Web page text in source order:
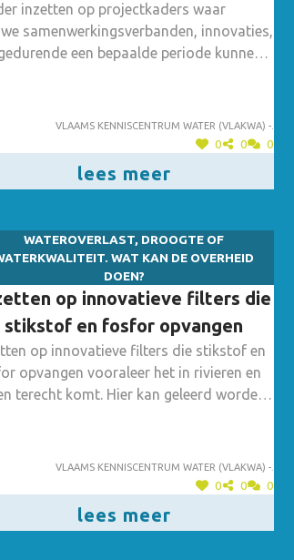
stimuleren
inzetten op projectkaders waar
samenwerkingsverbanden, innovaties,
een bepaalde periode kunnen
te nemen voor de toekomst. Een
voorbeeld van dergelijk projectkader
8 ambassadeursprojecten zijn
is de Oproep Proeftuinen
Vlaams kenniscentrum water (vlakwa) -.
0 0 0
lees meer
WATEROVERLAST, DROOGTE OF
WAT KAN DE OVERHEID
DOEN?
op innovatieve filters die
stikstof en fosfor opvangen
op innovatieve filters die stikstof en
opvangen vooraleer het in rivieren en
terecht komt. Hier kan geleerd worden
lopende-projecten/nuredrain/,
Vlaams kenniscentrum water (vlakwa) -.
0 0 0
lees meer